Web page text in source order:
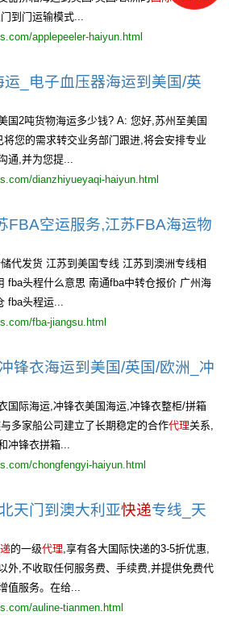
到门运输模式...
applepeeler-haiyun.html
运_电子血压器海运到美国/英
国2吨货物海运多少钱? A: 您好,苏州至美国
您的需求转交业务部门跟进,将会安排专业
通,并为您提...
dianzhiyueyaqi-haiyun.html
FBA空运服务,江苏FBA海运物
代发货 江苏到美国专线 江苏到澳洲专线相
fba头程什么意思 南通fba中转仓报价 广州海
fba头程运...
fba-jiangsu.html
锋衣海运到美国/英国/欧洲_冲
国际海运,冲锋衣美国海运,冲锋衣整柜/拼箱
多家船公司建立了长期稳定的合作代理关系,
冲锋衣拼箱...
chongfengyi-haiyun.html
天门到澳大利亚快递专线_天
的一级代理,享有各大国际快递的3-5折优惠,
外,不收取任何服务费、手续费,并提供免费代
值服务。在给...
auline-tianmen.html